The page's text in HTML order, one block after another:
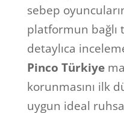
sebep
platformun bağlı
detaylıca
Pinco Türkiye
korunmasını ilk
uygun ideal